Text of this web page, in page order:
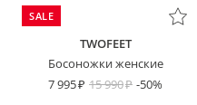
SALE
TWOFEET
Босоножки женские
7 995
15 990 -50%